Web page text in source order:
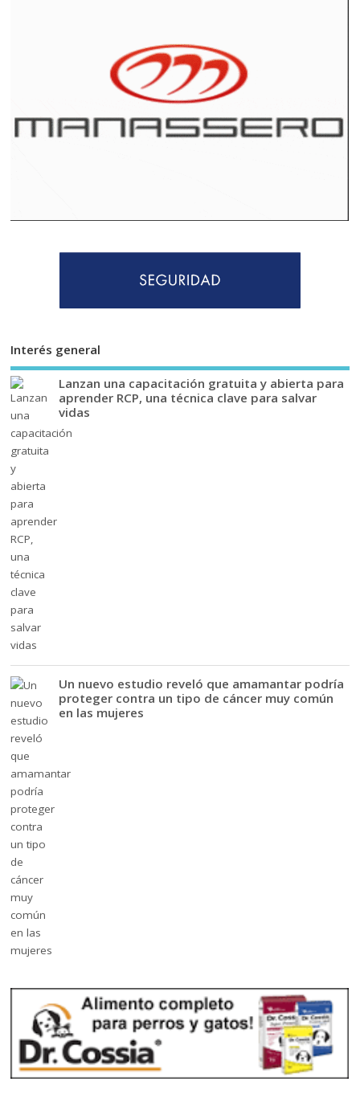
Interés general
Lanzan una capacitación gratuita y abierta para
aprender RCP, una técnica clave para salvar
vidas
Un nuevo estudio reveló que amamantar podría
proteger contra un tipo de cáncer muy común
en las mujeres